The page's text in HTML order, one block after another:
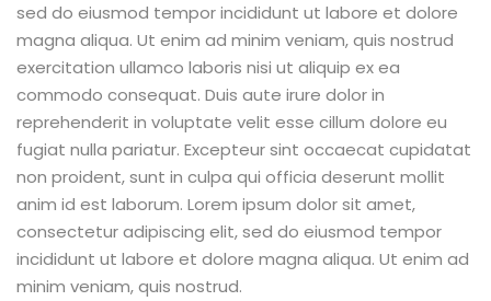
sed do eiusmod tempor incididunt ut labore et dolore
magna aliqua. Ut enim ad minim veniam, quis nostrud
exercitation ullamco laboris nisi ut aliquip ex ea
commodo consequat. Duis aute irure dolor in
reprehenderit in voluptate velit esse cillum dolore eu
fugiat nulla pariatur. Excepteur sint occaecat cupidatat
non proident, sunt in culpa qui officia deserunt mollit
anim id est laborum. Lorem ipsum dolor sit amet,
consectetur adipiscing elit, sed do eiusmod tempor
incididunt ut labore et dolore magna aliqua. Ut enim ad
minim veniam, quis nostrud.